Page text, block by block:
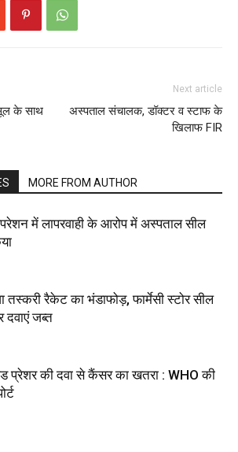
के साथ
Next article
अस्पताल संचालक, डॉक्टर व स्टाफ के
खिलाफ FIR
MORE FROM AUTHOR
में लापरवाही के आरोप में अस्पताल सील
तस्करी रैकेट का भंडाफोड़, फार्मेसी स्टोर सील
दवाएं जब्त
प्रेशर की दवा से कैंसर का खतरा : WHO की